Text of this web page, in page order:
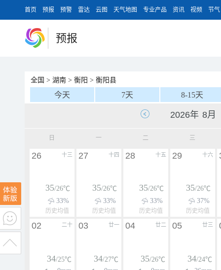
首页 预报 预警 雷达 云图 天气地图 专业产品 资讯 视频 节气
预报
全国 > 湖南 > 衡阳 > 衡阳县
今天 7天 8-15天
日 一 二 三
十三
26
35/26℃
33%
历史均值
十四
27
35/26℃
33%
历史均值
十五
28
35/26℃
33%
历史均值
十六
29
35/26℃
37%
历史均值
二十
02
34/25℃
廿一
03
34/27℃
廿二
04
35/26℃
廿三
05
34/24℃